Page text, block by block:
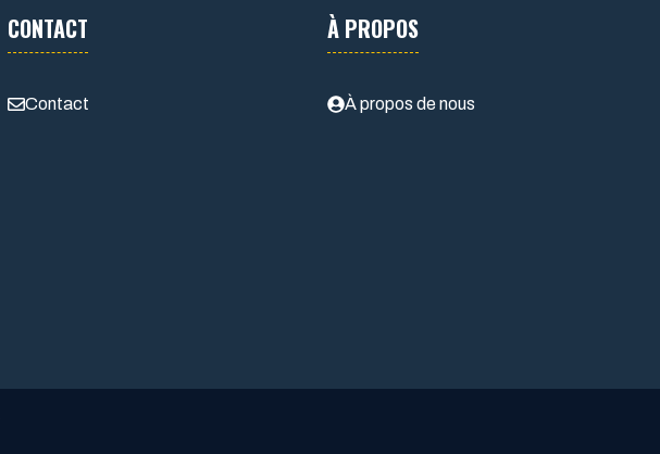
CONTACT
Contact
À PROPOS
À propos de nous